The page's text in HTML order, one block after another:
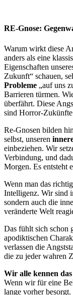
RE-Gnose:
Warum wirkt diese
anders als eine
Eigenschaften
Zukunft“ schauen,
Probleme „auf uns
Barrieren türmen.
überfährt. Diese
sind Horror-
Re-Gnosen bilden
selbst, unseren
einbeziehen. Wir
Verbindung, und
Morgen. Es entsteht
Wenn man das
Intelligenz. Wir sind
sondern auch die
veränderte Welt
Das fühlt sich schon
apodiktischen
verlassen die
die zu jeder wahren
Wir alle kennen
Wenn wir für eine
lange vorher